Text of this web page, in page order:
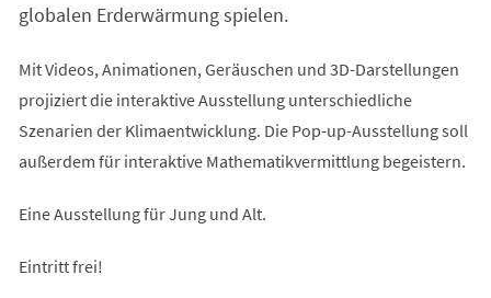
globalen Erderwärmung spielen.
Mit Videos, Animationen, Geräuschen und 3D-Darstellungen
projiziert die interaktive Ausstellung unterschiedliche
Szenarien der Klimaentwicklung. Die Pop-up-Ausstellung soll
außerdem für interaktive Mathematikvermittlung begeistern.
Eine Ausstellung für Jung und Alt.
Eintritt frei!